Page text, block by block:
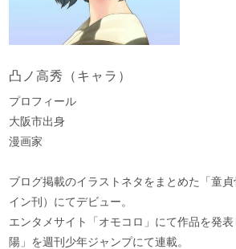
凸ノ高秀（キャラ）
プロフィール
大阪市出身
漫画家
ブログ掲載のイラストネタをまとめた「童
イン刊）にてデビュー。
エンタメサイト「オモコロ」にて作品を発
陽」を週刊少年ジャンプにて連載。